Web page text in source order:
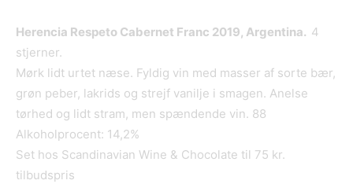
Herencia Respeto Cabernet Franc 2019, Argentina. 4
stjerner.
Mørk lidt urtet næse. Fyldig vin med masser af sorte bær,
grøn peber, lakrids og strejf vanilje i smagen. Anelse
tørhed og lidt stram, men spændende vin. 88
Alkoholprocent: 14,2%
Set hos Scandinavian Wine & Chocolate til 75 kr.
tilbudspris